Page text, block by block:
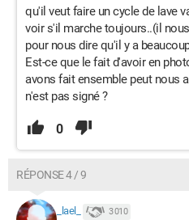
qu'il veut faire un cycle de lave
voir s'il marche toujours..(il
pour nous dire qu'il y a
Est-ce que le fait d'avoir en
avons fait ensemble peut nous
n'est pas signé ?
0
RÉPONSE 4 / 9
_lael_ 3 010